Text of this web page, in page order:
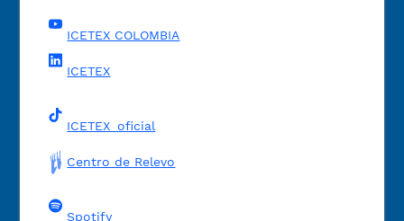
ICETEX COLOMBIA
ICETEX
ICETEX_oficial
Centro de Relevo
Spotify